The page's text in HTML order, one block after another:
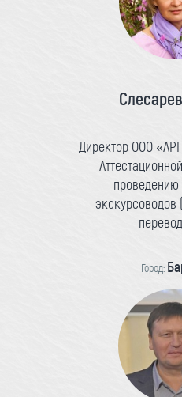
Директор ООО
проведению
экскурсоводов
Город: